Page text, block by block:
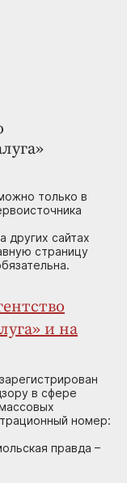
только в
других сайтах
страницу
и на
в сфере
номер:
правда –